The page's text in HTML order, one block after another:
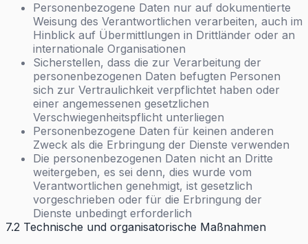
Personenbezogene Daten nur auf dokumentierte
Weisung des Verantwortlichen verarbeiten, auch im
Hinblick auf Übermittlungen in Drittländer oder an
internationale Organisationen
Sicherstellen, dass die zur Verarbeitung der
personenbezogenen Daten befugten Personen
sich zur Vertraulichkeit verpflichtet haben oder
einer angemessenen gesetzlichen
Verschwiegenheitspflicht unterliegen
Personenbezogene Daten für keinen anderen
Zweck als die Erbringung der Dienste verwenden
Die personenbezogenen Daten nicht an Dritte
weitergeben, es sei denn, dies wurde vom
Verantwortlichen genehmigt, ist gesetzlich
vorgeschrieben oder für die Erbringung der
Dienste unbedingt erforderlich
7.2 Technische und organisatorische Maßnahmen